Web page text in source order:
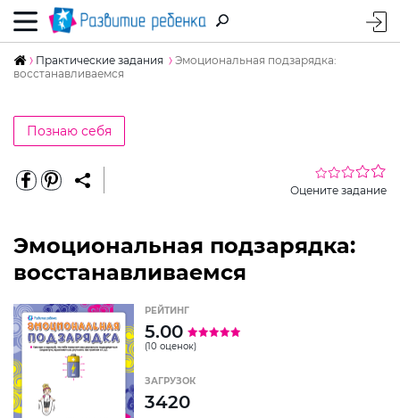
Практические задания
Эмоциональная подзарядка:
восстанавливаемся
Познаю себя
Оцените задание
Эмоциональная подзарядка:
восстанавливаемся
РЕЙТИНГ
5.00
(10 оценок)
ЗАГРУЗОК
3420